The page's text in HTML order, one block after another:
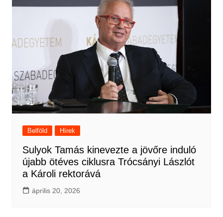
Belföld Hírek
Sulyok Tamás kinevezte a jövőre induló
újabb ötéves ciklusra Trócsányi Lászlót
a Károli rektorává
április 20, 2026